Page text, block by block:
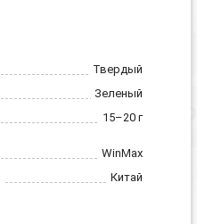
Твердый
Зеленый
15–20 г
WinMax
Китай